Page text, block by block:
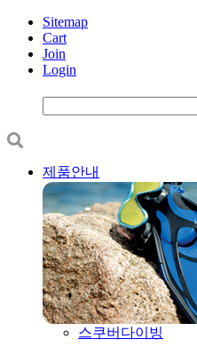
Sitemap
Cart
Join
Login
제품안내
스쿠버다이빙